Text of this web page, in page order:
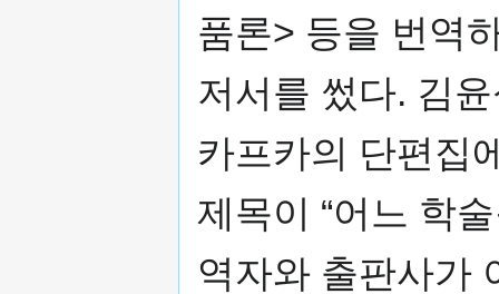
품론> 등을 번역
저서를 썼다. 김
카프카의 단편집
제목이 “어느 학
역자와 출판사가